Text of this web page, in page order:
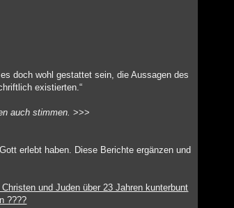
doch wohl gestattet sein, die Aussagen des
existierten.“
auch stimmen.>>>
erlebt haben. Diese Berichte ergänzen und
und Juden über 23 Jahren kunterbunt
????